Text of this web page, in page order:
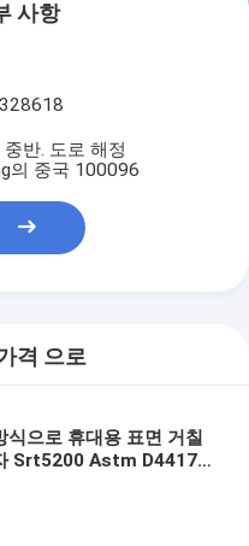
사항
반. 도로 해정
의 중국 100096
격 으로
식으로 휴대용 표면 거칠
Srt5200 Astm D4417b